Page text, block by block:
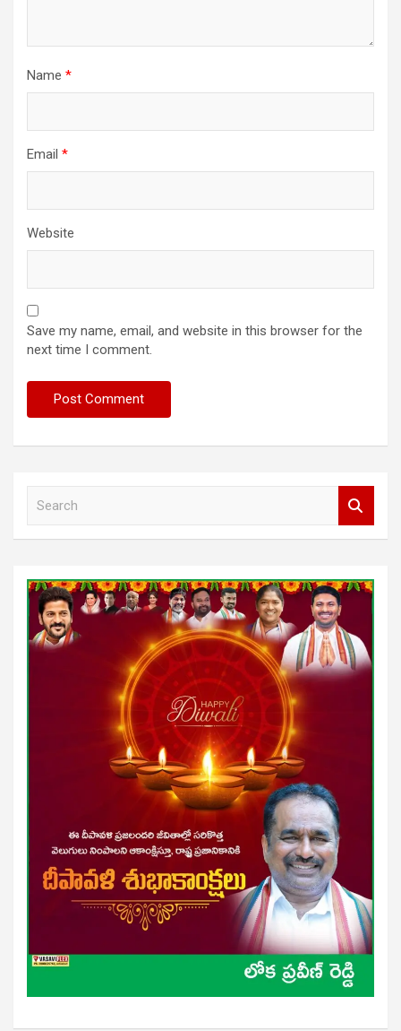
Name *
Email *
Website
Save my name, email, and website in this browser for the
next time I comment.
h